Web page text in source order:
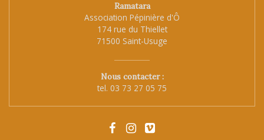
Ramatara
Association Pépinière d'Ô
174 rue du Thiellet
71500 Saint-Usuge
Nous contacter :
tel. 03 73 27 05 75